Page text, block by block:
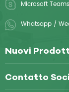
Microsoft
Whatsapp /
Nuovi
Contatto